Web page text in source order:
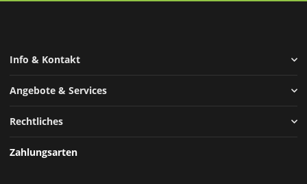
Info & Kontakt
Angebote & Services
Rechtliches
Zahlungsarten